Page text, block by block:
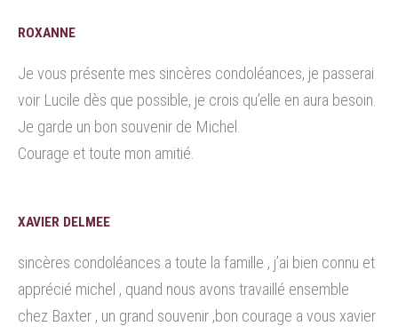
ROXANNE
Je vous présente mes sincères condoléances, je passerai
voir Lucile dès que possible, je crois qu’elle en aura besoin.
Je garde un bon souvenir de Michel.
Courage et toute mon amitié.
XAVIER DELMEE
sincères condoléances a toute la famille , j’ai bien connu et
apprécié michel , quand nous avons travaillé ensemble
chez Baxter , un grand souvenir ,bon courage a vous xavier